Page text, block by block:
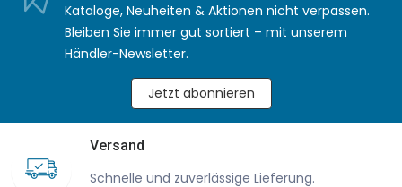
Kataloge, Neuheiten & Aktionen nicht verpassen.
Bleiben Sie immer gut sortiert – mit unserem
Händler-Newsletter.
Jetzt abonnieren
Versand
Schnelle und zuverlässige Lieferung.